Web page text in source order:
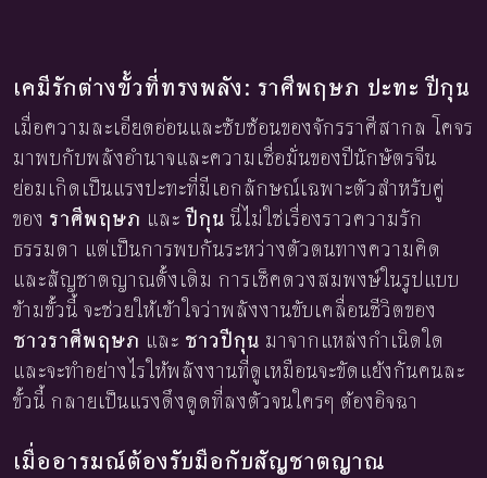
เคมีรักต่างขั้วที่ทรงพลัง: ราศีพฤษภ ปะทะ ปีกุน
เมื่อความละเอียดอ่อนและซับซ้อนของจักรราศีสากล โคจร
มาพบกับพลังอำนาจและความเชื่อมั่นของปีนักษัตรจีน
ย่อมเกิดเป็นแรงปะทะที่มีเอกลักษณ์เฉพาะตัวสำหรับคู่
ของ ราศีพฤษภ และปีกุน นี่ไม่ใช่เรื่องราวความรัก
ธรรมดา แต่เป็นการพบกันระหว่างตัวตนทางความคิด
และสัญชาตญาณดั้งเดิม การเช็คดวงสมพงษ์ในรูปแบบ
ข้ามขั้วนี้ จะช่วยให้เข้าใจว่าพลังงานขับเคลื่อนชีวิตของ
ชาวราศีพฤษภ และ ชาวปีกุน มาจากแหล่งกำเนิดใด
และจะทำอย่างไรให้พลังงานที่ดูเหมือนจะขัดแย้งกันคนละ
ขั้วนี้ กลายเป็นแรงดึงดูดที่ลงตัวจนใครๆ ต้องอิจฉา
เมื่ออารมณ์ต้องรับมือกับสัญชาตญาณ